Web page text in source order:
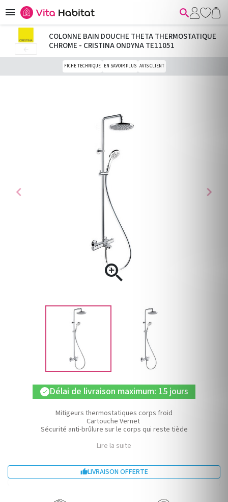
 
chevron_left

chevron_right
COLONNE BAIN DOUCHE THETA THERMOSTATIQUE
CHROME - CRISTINA ONDYNA TE11051
FICHE TECHNIQUE EN SAVOIR PLUS AVIS CLIENT
check Délai de livraison maximum: 15 jours
Mitigeurs thermostatiques corps froid
Cartouche Vernet
Sécurité anti-brûlure sur le corps qui reste tiède
Lire la suite
LIVRAISON OFFERTE